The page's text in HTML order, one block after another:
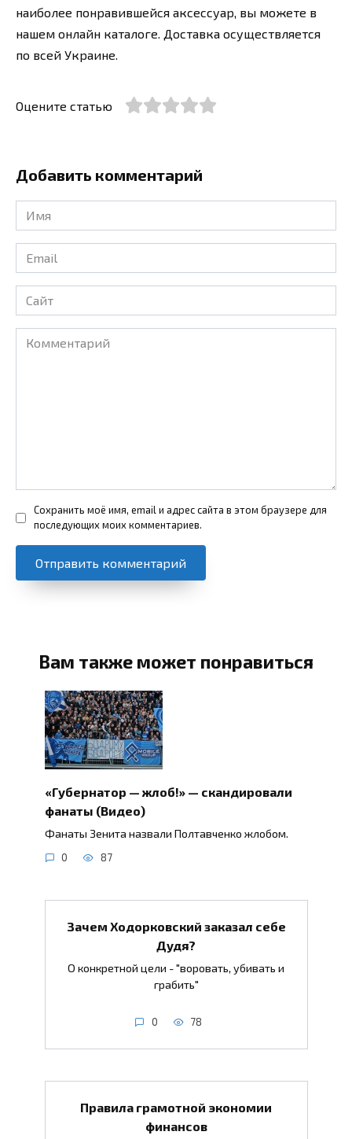
наиболее понравившейся аксессуар, вы можете в
нашем онлайн каталоге. Доставка осуществляется
по всей Украине.
Оцените статью
Добавить комментарий
Имя
*
Email
*
Сайт
Комментарий
Сохранить моё имя, email и адрес сайта в этом браузере для
последующих моих комментариев.
Вам также может понравиться
«Губернатор — жлоб!» — скандировали
фанаты (Видео)
Фанаты Зенита назвали Полтавченко жлобом.
0 87
Зачем Ходорковский заказал себе
Дудя?
О конкретной цели - "воровать, убивать и
грабить"
0 78
Правила грамотной экономии
финансов